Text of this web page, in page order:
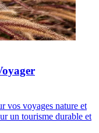
vos voyages nature et
un tourisme durable et